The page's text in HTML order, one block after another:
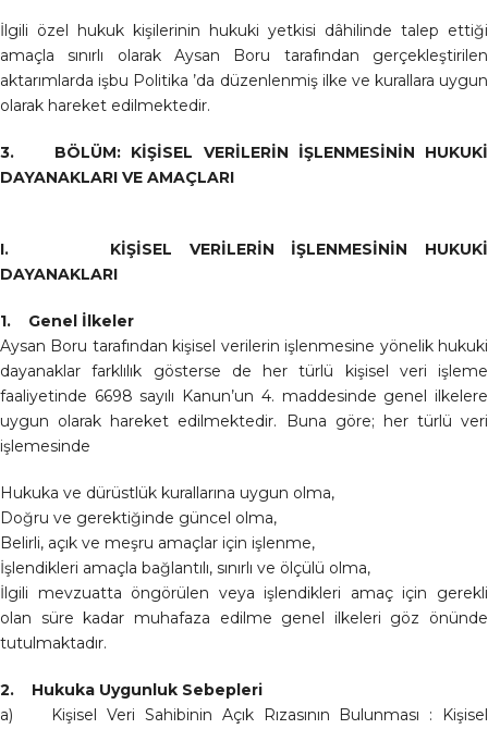
İlgili özel hukuk kişilerinin hukuki yetkisi dâhilinde talep ettiği
amaçla sınırlı olarak Aysan Boru tarafından gerçekleştirilen
aktarımlarda işbu Politika ’da düzenlenmiş ilke ve kurallara uygun
olarak hareket edilmektedir.
3. BÖLÜM: KİŞİSEL VERİLERİN İŞLENMESİNİN HUKUKİ
DAYANAKLARI VE AMAÇLARI
I. KİŞİSEL VERİLERİN İŞLENMESİNİN HUKUKİ
DAYANAKLARI
1. Genel İlkeler
Aysan Boru tarafından kişisel verilerin işlenmesine yönelik hukuki
dayanaklar farklılık gösterse de her türlü kişisel veri işleme
faaliyetinde 6698 sayılı Kanun’un 4. maddesinde genel ilkelere
uygun olarak hareket edilmektedir. Buna göre; her türlü veri
işlemesinde
Hukuka ve dürüstlük kurallarına uygun olma,
Doğru ve gerektiğinde güncel olma,
Belirli, açık ve meşru amaçlar için işlenme,
İşlendikleri amaçla bağlantılı, sınırlı ve ölçülü olma,
İlgili mevzuatta öngörülen veya işlendikleri amaç için gerekli
olan süre kadar muhafaza edilme genel ilkeleri göz önünde
tutulmaktadır.
2. Hukuka Uygunluk Sebepleri
a) Kişisel Veri Sahibinin Açık Rızasının Bulunması : Kişisel